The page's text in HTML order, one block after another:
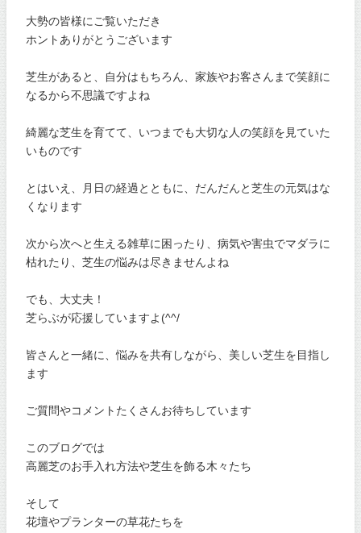
大勢の皆様にご覧いただき
ホントありがとうございます
芝生があると、自分はもちろん、家族やお客さんまで笑顔に
なるから不思議ですよね
綺麗な芝生を育てて、いつまでも大切な人の笑顔を見ていた
いものです
とはいえ、月日の経過とともに、だんだんと芝生の元気はな
くなります
次から次へと生える雑草に困ったり、病気や害虫でマダラに
枯れたり、芝生の悩みは尽きませんよね
でも、大丈夫！
芝らぶが応援していますよ(^^/
皆さんと一緒に、悩みを共有しながら、美しい芝生を目指し
ます
ご質問やコメントたくさんお待ちしています
このブログでは
高麗芝のお手入れ方法や芝生を飾る木々たち
そして
花壇やプランターの草花たちを